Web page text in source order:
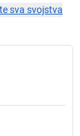
sva svojstva